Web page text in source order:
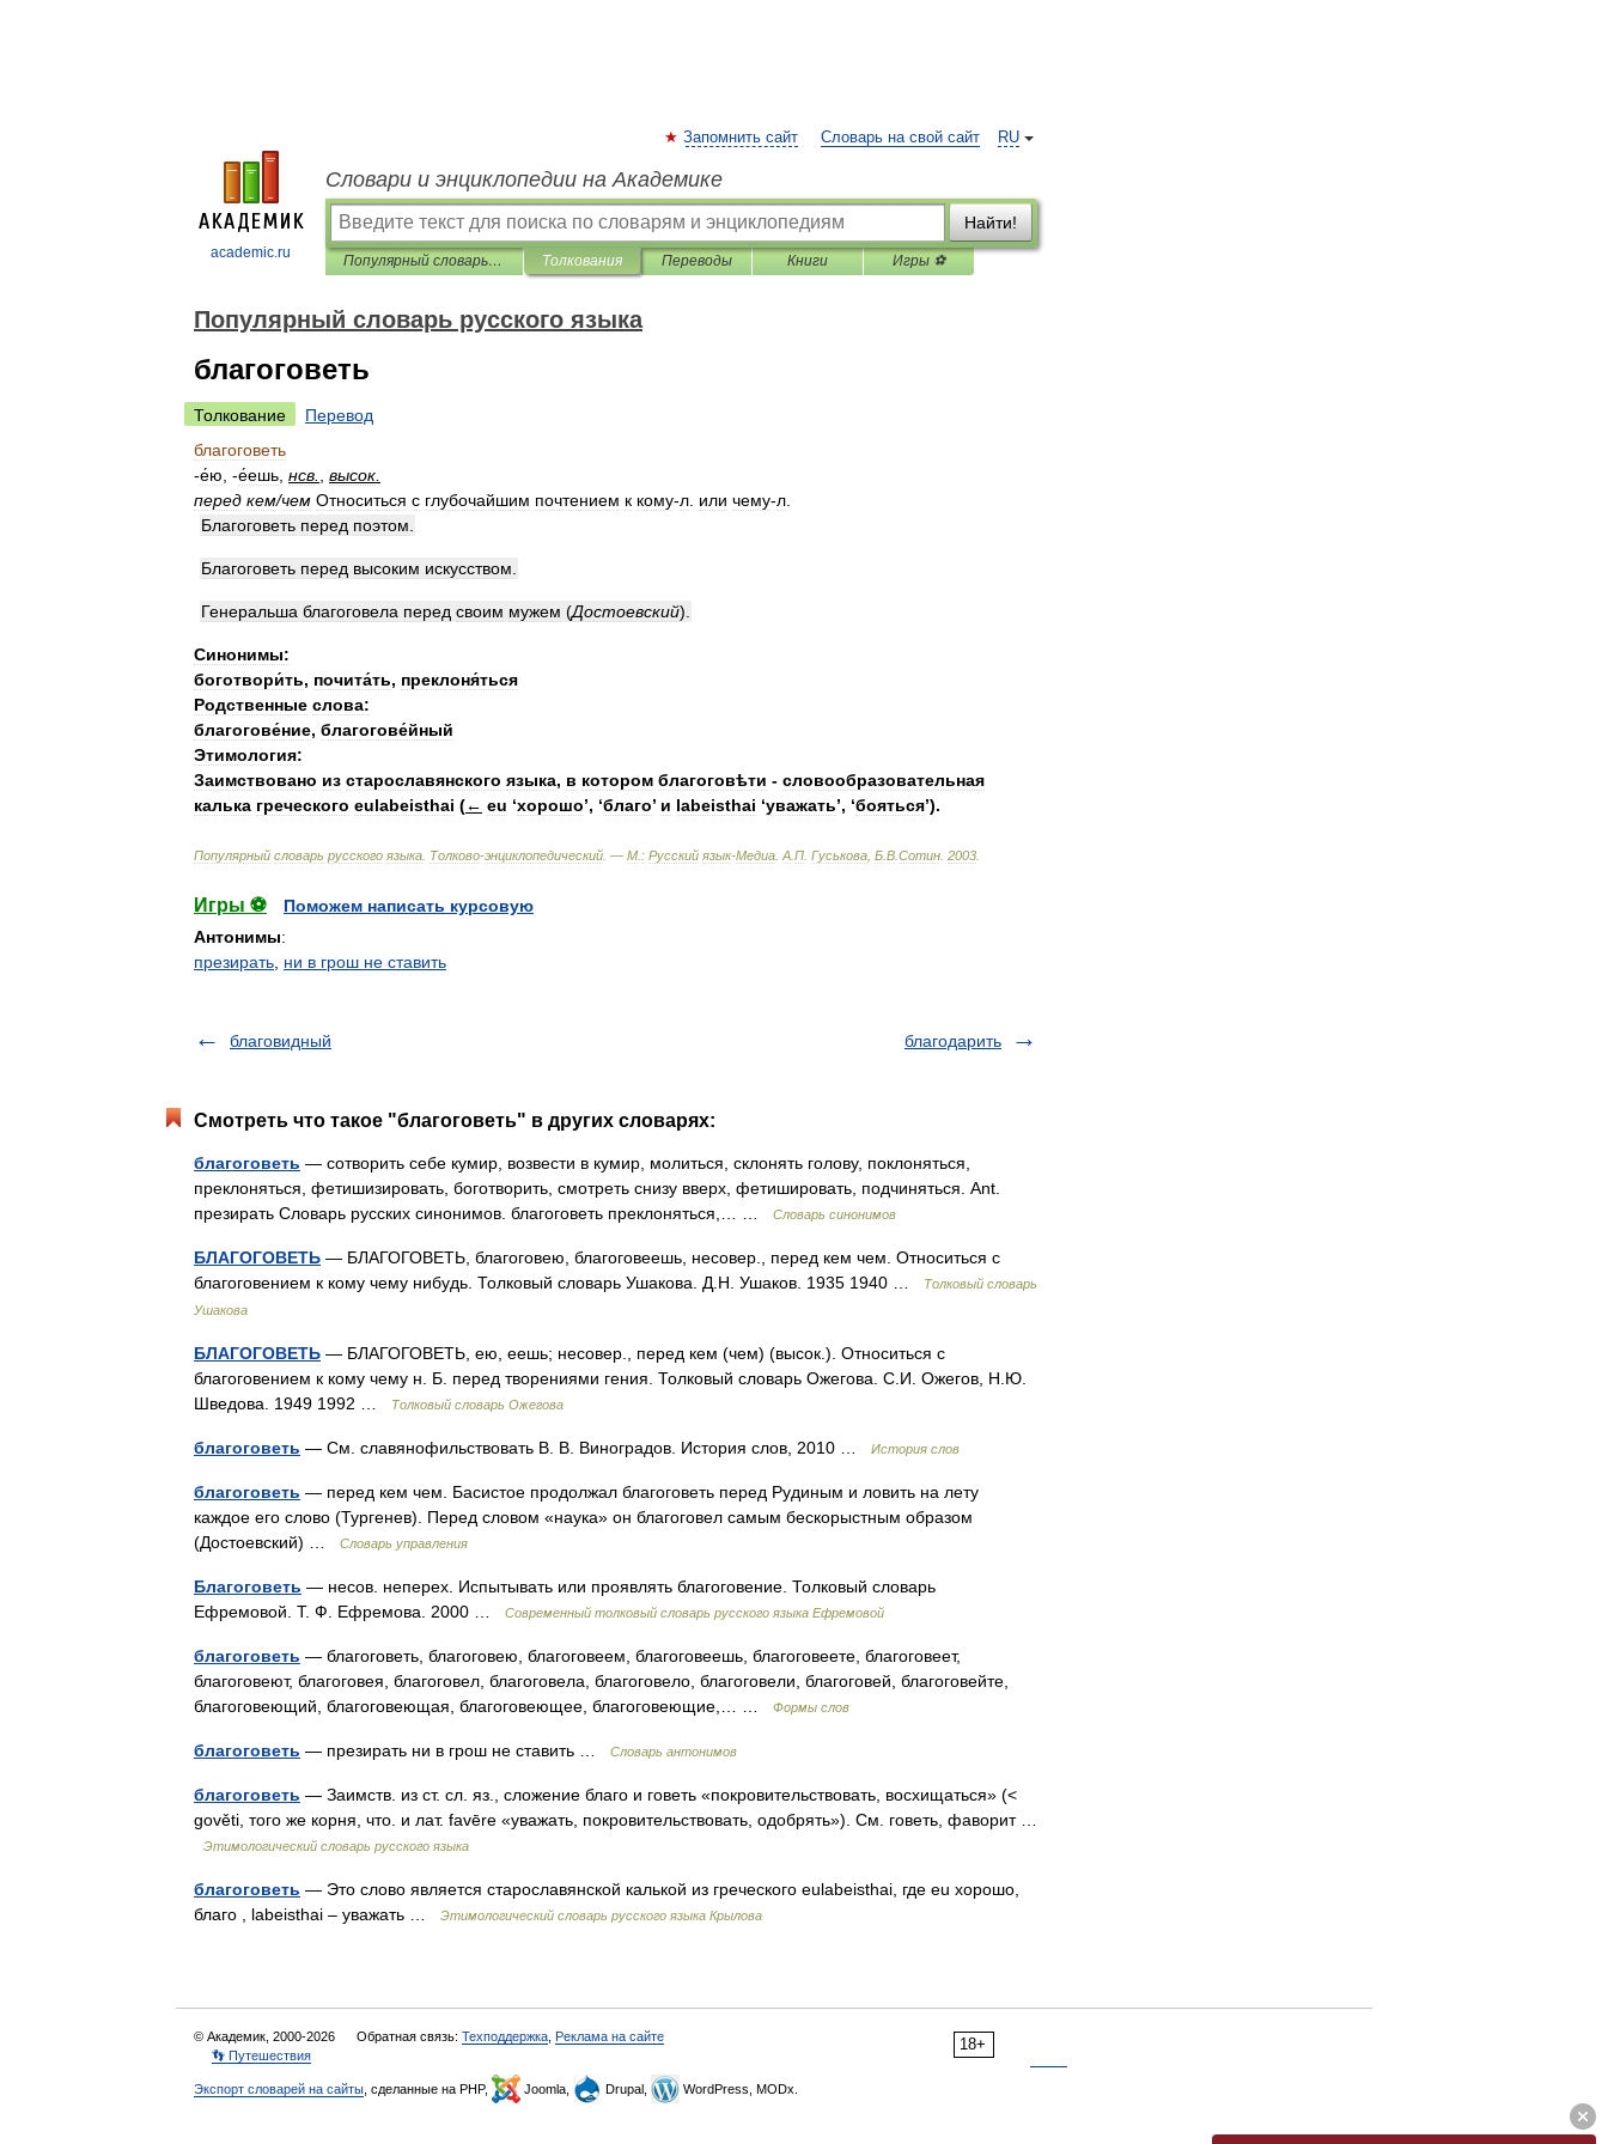
academic.ru
RU
Запомнить сайт Словарь на свой сайт
Словари и энциклопедии на Академике
Найти!
Популярный словарь русского языка Толкования Переводы Книги Игры ⚽
Популярный словарь русского языка
благоговеть
Толкование
Перевод
благоговеть
-е́ю , -е́ешь нсв высок
перед кем/чем Относиться с глубочайшим почтением к кому-л или чему-л
Благоговеть перед поэтом
Благоговеть перед высоким искусством
Генеральша благоговела перед своим мужем (Достоевский)
Синонимы:
боготвори́ть, почита́ть, преклоня́ться
Родственные слова:
благогове́ние, благогове́йный
Этимология:
Заимствовано из старославянского языка, в котором благоговѣти - словообразовательная
калька греческого eulabeisthai (← eu ‘хорошо’, ‘благо’ и labeisthai ‘уважать’, ‘бояться’).
Популярный словарь русского языка Толково-энциклопедический . — М : Русский язык-Медиа А П Гуськова Б В Сотин 2003
Игры ⚽
Поможем написать курсовую
Антонимы:
презирать ни в грош не ставить
благовидный благодарить
Смотреть что такое "благоговеть" в других словарях:
благоговеть — сотворить себе кумир, возвести в кумир, молиться, склонять голову, поклоняться,
преклоняться, фетишизировать, боготворить, смотреть снизу вверх, фетишировать, подчиняться. Ant.
презирать Словарь русских синонимов. благоговеть преклоняться,… …
Словарь синонимов
БЛАГОГОВЕТЬ — БЛАГОГОВЕТЬ, благоговею, благоговеешь, несовер., перед кем чем. Относиться с
благоговением к кому чему нибудь. Толковый словарь Ушакова. Д.Н. Ушаков. 1935 1940 …
Толковый словарь
Ушакова
БЛАГОГОВЕТЬ — БЛАГОГОВЕТЬ, ею, еешь; несовер., перед кем (чем) (высок.). Относиться с
благоговением к кому чему н. Б. перед творениями гения. Толковый словарь Ожегова. С.И. Ожегов, Н.Ю.
Шведова. 1949 1992 …
Толковый словарь Ожегова
благоговеть — См. славянофильствовать В. В. Виноградов. История слов, 2010 … История слов
благоговеть — перед кем чем. Басистое продолжал благоговеть перед Рудиным и ловить на лету
каждое его слово (Тургенев). Перед словом «наука» он благоговел самым бескорыстным образом
(Достоевский) …
Словарь управления
Благоговеть — несов. неперех. Испытывать или проявлять благоговение. Толковый словарь
Ефремовой. Т. Ф. Ефремова. 2000 …
Современный толковый словарь русского языка Ефремовой
благоговеть — благоговеть, благоговею, благоговеем, благоговеешь, благоговеете, благоговеет,
благоговеют, благоговея, благоговел, благоговела, благоговело, благоговели, благоговей, благоговейте,
благоговеющий, благоговеющая, благоговеющее, благоговеющие,… …
Формы слов
благоговеть — презирать ни в грош не ставить … Словарь антонимов
благоговеть — Заимств. из ст. сл. яз., сложение благо и говеть «покровительствовать, восхищаться» (<
gověti, того же корня, что. и лат. favēre «уважать, покровительствовать, одобрять»). См. говеть, фаворит …
Этимологический словарь русского языка
благоговеть — Это слово является старославянской калькой из греческого eulabeisthai, где eu хорошо,
благо , labeisthai – уважать …
Этимологический словарь русского языка Крылова
18+
© Академик, 2000-2026 Обратная связь: Техподдержка Реклама на сайте
👣 Путешествия
Экспорт словарей на сайты , сделанные на PHP, Joomla, Drupal, WordPress, MODx.